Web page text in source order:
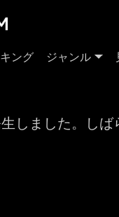
ング ジャンル
しました。し